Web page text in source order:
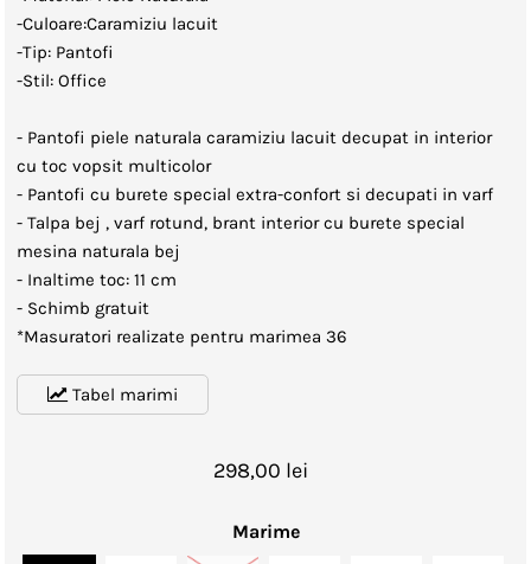
-Culoare:Caramiziu lacuit
-Tip: Pantofi
-Stil: Office
- Pantofi piele naturala caramiziu lacuit decupat in interior
cu toc vopsit multicolor
- Pantofi cu burete special extra-confort si decupati in varf
- Talpa bej , varf rotund, brant interior cu burete special
mesina naturala bej
- Inaltime toc: 11 cm
- Schimb gratuit
*Masuratori realizate pentru marimea 36
Tabel marimi
298,00 lei
Marime